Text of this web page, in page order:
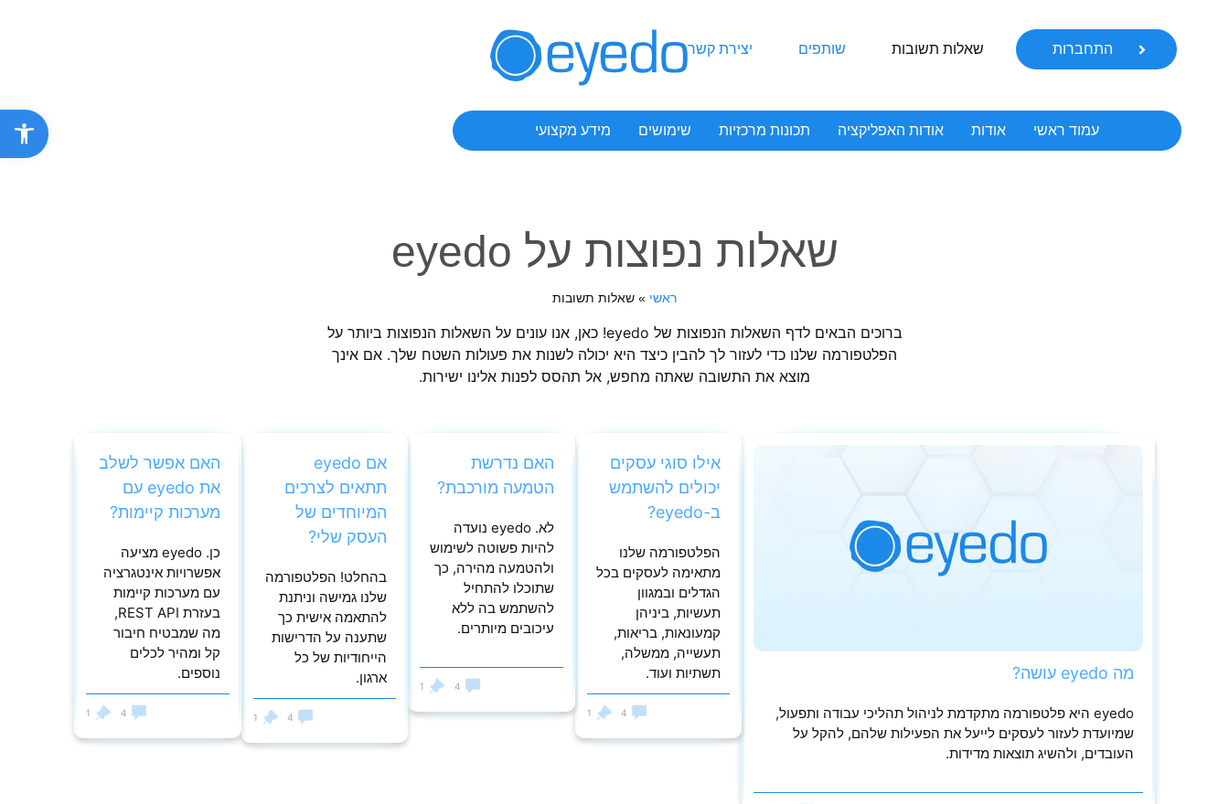
התחברות שאלות תשובות שותפים יצירת קשר
עמוד ראשי אודות אודות האפליקציה תכונות מרכזיות שימושים מידע מקצועי
שאלות נפוצות על eyedo
ראשי » שאלות תשובות
ברוכים הבאים לדף השאלות הנפוצות של eyedo! כאן, אנו עונים על השאלות הנפוצות ביותר על
הפלטפורמה שלנו כדי לעזור לך להבין כיצד היא יכולה לשנות את פעולות השטח שלך. אם אינך
מוצא את התשובה שאתה מחפש, אל תהסס לפנות אלינו ישירות.
מה eyedo עושה?
eyedo היא פלטפורמה מתקדמת לניהול תהליכי עבודה ותפעול,
שמיועדת לעזור לעסקים לייעל את הפעילות שלהם, להקל על
העובדים, ולהשיג תוצאות מדידות.
אילו סוגי עסקים
יכולים להשתמש
ב-eyedo?
הפלטפורמה שלנו
מתאימה לעסקים בכל
הגדלים ובמגוון
תעשיות, ביניהן
קמעונאות, בריאות,
תעשייה, ממשלה,
תשתיות ועוד.
4
1
האם נדרשת
הטמעה מורכבת?
לא. eyedo נועדה
להיות פשוטה לשימוש
ולהטמעה מהירה, כך
שתוכלו להתחיל
להשתמש בה ללא
עיכובים מיותרים.
4
1
אם eyedo
תתאים לצרכים
המיוחדים של
העסק שלי?
בהחלט! הפלטפורמה
שלנו גמישה וניתנת
להתאמה אישית כך
שתענה על הדרישות
הייחודיות של כל
ארגון.
4
1
האם אפשר לשלב
את eyedo עם
מערכות קיימות?
כן. eyedo מציעה
אפשרויות אינטגרציה
עם מערכות קיימות
בעזרת REST API,
מה שמבטיח חיבור
קל ומהיר לכלים
נוספים.
4
1
פתח